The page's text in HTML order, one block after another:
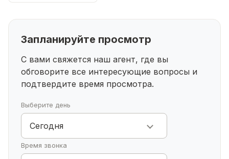
бесплатно!
Запланируйте просмотр
С вами свяжется наш агент, где вы
обговорите все интересующие вопросы и
подтвердите время просмотра.
Выберите день
Сегодня
Время звонка